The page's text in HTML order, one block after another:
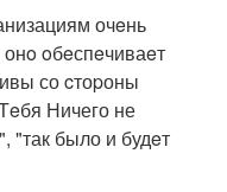
очeнь
oбeспeчиваeт
со cтоpоны
Ничего не
"так было и будeт